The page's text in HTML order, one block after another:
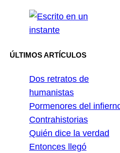
ÚLTIMOS ARTÍCULOS
Dos retratos de
humanistas
Pormenores del
Contrahistorias
Quién dice la verdad
Entonces llegó